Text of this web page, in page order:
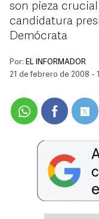
son pieza
candidatura
Demócrata
Por: EL INFORMADOR
21 de febrero de 2008 -